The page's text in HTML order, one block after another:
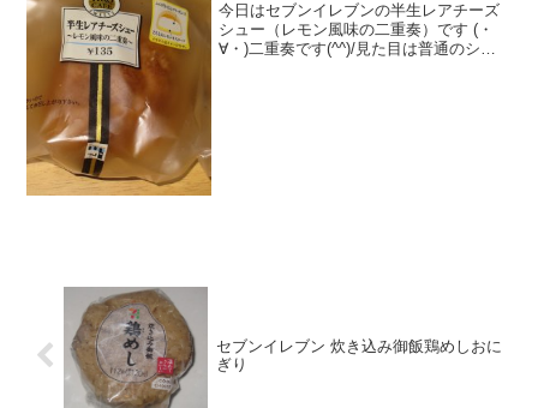
今日はセブンイレブンの半生レアチーズ
シュー（レモン風味の二重奏）です (・
∀・)二重奏です(^^)/見た目は普通のシュ
セブンイレブン 炊き込み御飯鶏めしおに
ぎり